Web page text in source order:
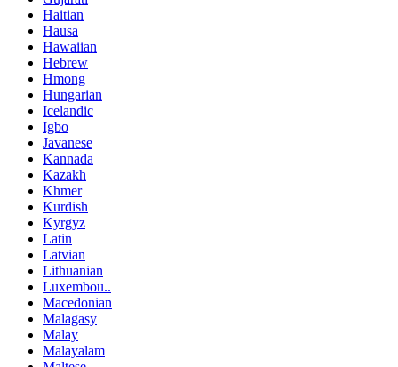
Haitian
Hausa
Hawaiian
Hebrew
Hmong
Hungarian
Icelandic
Igbo
Javanese
Kannada
Kazakh
Khmer
Kurdish
Kyrgyz
Latin
Latvian
Lithuanian
Luxembou..
Macedonian
Malagasy
Malay
Malayalam